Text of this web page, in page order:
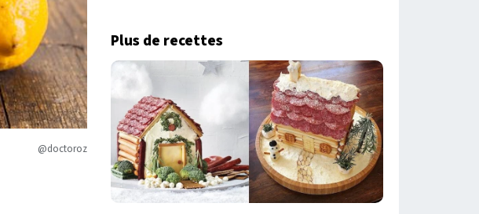
@doctoroz
Plus de recettes